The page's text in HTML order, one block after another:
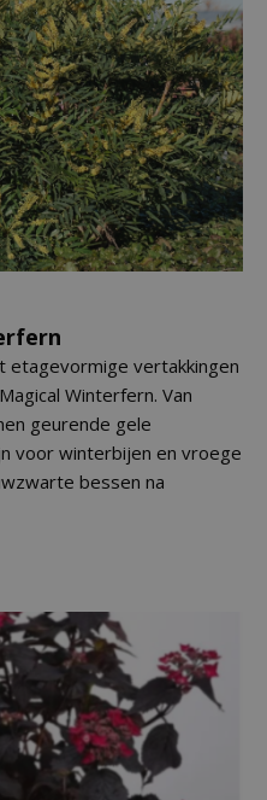
vertakkingen
Winterfern. Van
geurende gele
voor winterbijen en vroege
bessen na